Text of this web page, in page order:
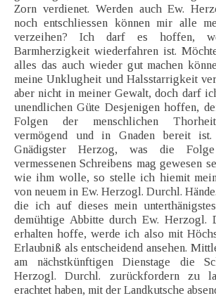
Zorn verdienet. Werden auch Ew.
noch entschliessen können mir alle
verzeihen? Ich darf es hoffen,
Barmherzigkeit wiederfahren ist.
alles das auch wieder gut machen
meine Unklugheit und Halsstarrigkeit
aber nicht in meiner Gewalt, doch darf
unendlichen Güte Desjenigen hoffen,
Folgen der menschlichen
vermögend und in Gnaden bereit
Gnädigster Herzog, was die
vermessenen Schreibens mag gewesen
wie ihm wolle, so stelle ich hiemit
von neuem in Ew. Herzogl. Durchl.
die ich auf dieses mein
demühtige Abbitte durch Ew. Herzogl.
erhalten hoffe, werde ich also mit
Erlaubniß als entscheidend ansehen.
am nächstkünftigen Dienstage die
Herzogl. Durchl. zurückfordern zu
erachtet haben, mit der Landkutsche